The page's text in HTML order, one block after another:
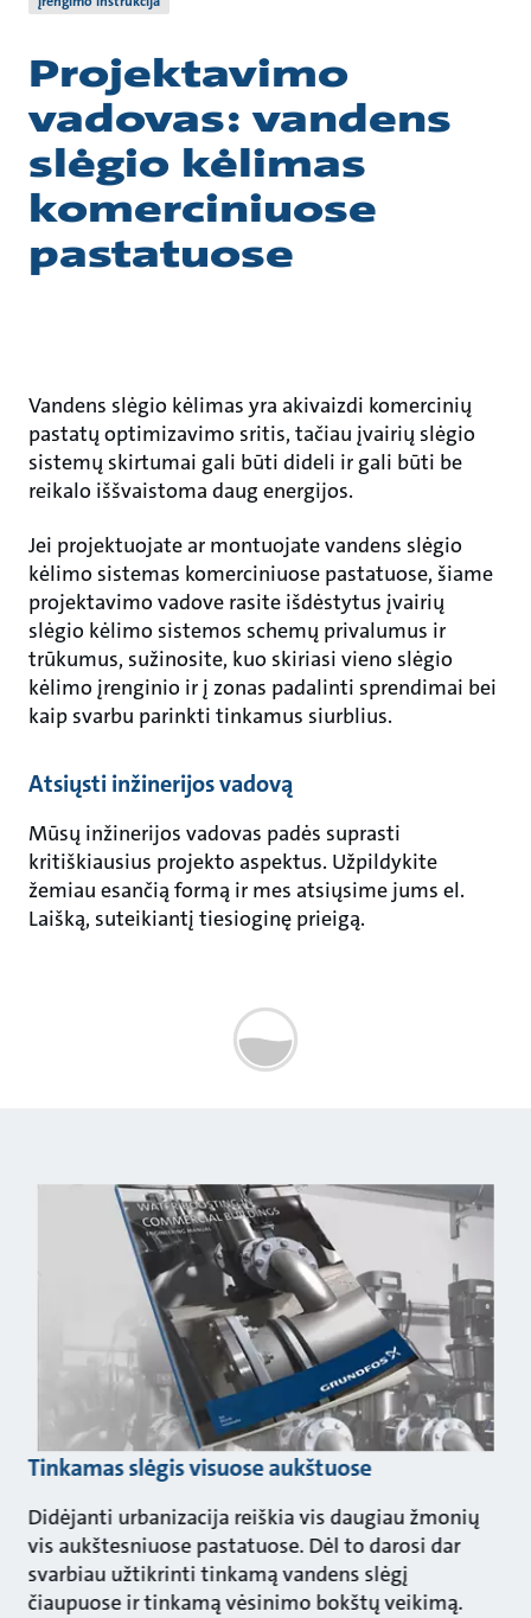
Projektavimo
vadovas: vandens
slėgio kėlimas
komerciniuose
pastatuose
Vandens slėgio kėlimas yra akivaizdi komercinių
pastatų optimizavimo sritis, tačiau įvairių slėgio
sistemų skirtumai gali būti dideli ir gali būti be
reikalo iššvaistoma daug energijos.
Jei projektuojate ar montuojate vandens slėgio
kėlimo sistemas komerciniuose pastatuose, šiame
projektavimo vadove rasite išdėstytus įvairių
slėgio kėlimo sistemos schemų privalumus ir
trūkumus, sužinosite, kuo skiriasi vieno slėgio
kėlimo įrenginio ir į zonas padalinti sprendimai bei
kaip svarbu parinkti tinkamus siurblius.
Atsiųsti inžinerijos vadovą
Mūsų inžinerijos vadovas padės suprasti
kritiškiausius projekto aspektus. Užpildykite
žemiau esančią formą ir mes atsiųsime jums el.
Laišką, suteikiantį tiesioginę prieigą.
Tinkamas slėgis visuose aukštuose
Didėjanti urbanizacija reiškia vis daugiau žmonių
vis aukštesniuose pastatuose. Dėl to darosi dar
svarbiau užtikrinti tinkamą vandens slėgį
čiaupuose ir tinkamą vėsinimo bokštų veikimą.